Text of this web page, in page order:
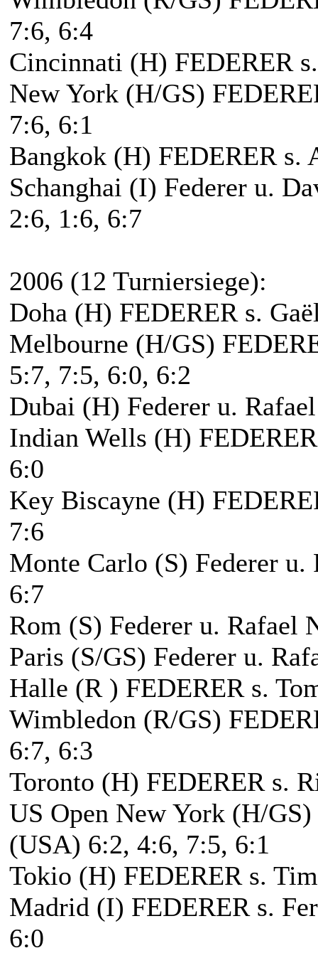
7:6, 6:4
Cincinnati (H) FEDERER
New York (H/GS)
7:6, 6:1
Bangkok (H) FEDERER s.
Schanghai (I) Federer u.
2:6, 1:6, 6:7
2006 (12 Turniersiege):
Doha (H) FEDERER s.
Melbourne (H/GS)
5:7, 7:5, 6:0, 6:2
Dubai (H) Federer u.
Indian Wells (H)
6:0
Key Biscayne (H)
7:6
Monte Carlo (S) Federer
6:7
Rom (S) Federer u. Rafael
Paris (S/GS) Federer u.
Halle (R ) FEDERER s.
Wimbledon (R/GS)
6:7, 6:3
Toronto (H) FEDERER s.
US Open New York (H/
(USA) 6:2, 4:6, 7:5, 6:1
Tokio (H) FEDERER s.
Madrid (I) FEDERER s.
6:0